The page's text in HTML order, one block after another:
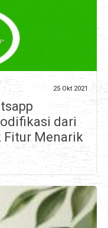
25 Okt 2021
dari
Fitur Menarik